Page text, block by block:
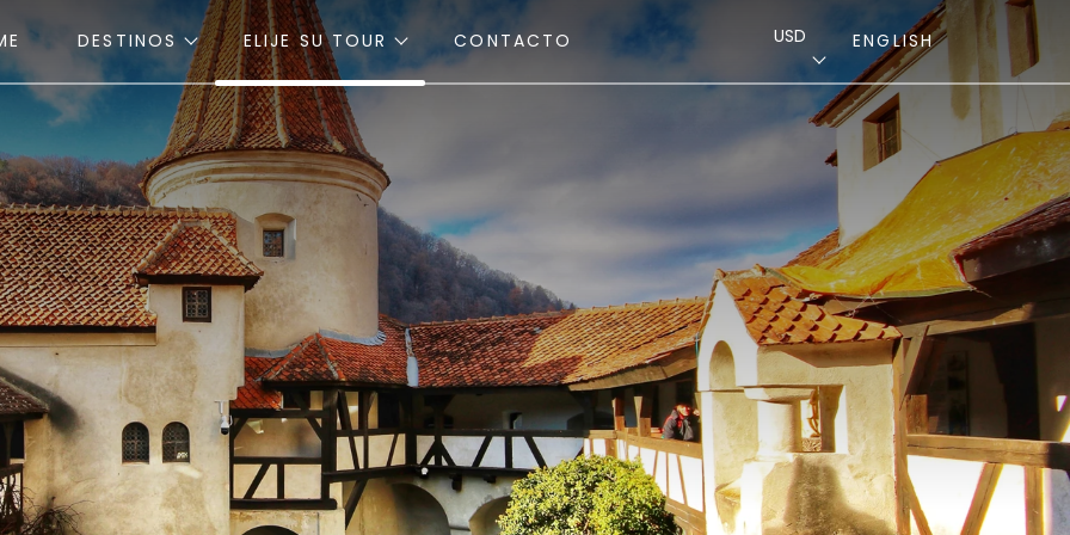
DESTINOS ELIJE SU TOUR CONTACTO USD ENGLISH